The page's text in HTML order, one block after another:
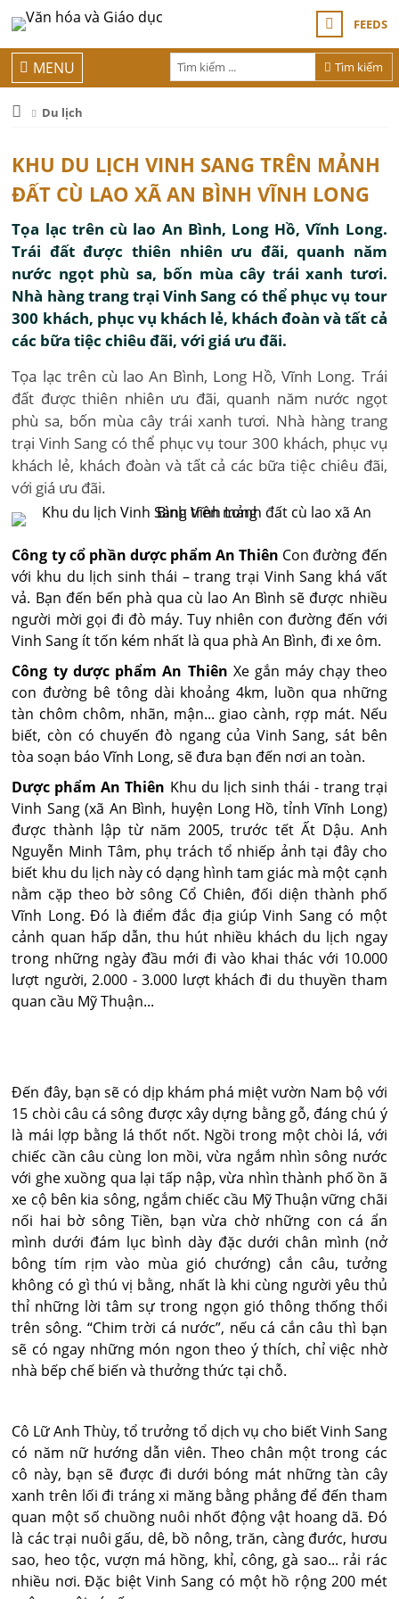
FEEDS
Tìm kiếm
MENU
Du lịch
KHU DU LỊCH VINH SANG TRÊN MẢNH
ĐẤT CÙ LAO XÃ AN BÌNH VĨNH LONG
Tọa lạc trên cù lao An Bình, Long Hồ, Vĩnh Long.
Trái đất được thiên nhiên ưu đãi, quanh năm
nước ngọt phù sa, bốn mùa cây trái xanh tươi.
Nhà hàng trang trại Vinh Sang có thể phục vụ tour
300 khách, phục vụ khách lẻ, khách đoàn và tất cả
các bữa tiệc chiêu đãi, với giá ưu đãi.
Tọa lạc trên cù lao An Bình, Long Hồ, Vĩnh Long. Trái
đất được thiên nhiên ưu đãi, quanh năm nước ngọt
phù sa, bốn mùa cây trái xanh tươi. Nhà hàng trang
trại Vinh Sang có thể phục vụ tour 300 khách, phục vụ
khách lẻ, khách đoàn và tất cả các bữa tiệc chiêu đãi,
với giá ưu đãi.
Công ty cổ phần dược phẩm An Thiên Con đường đến
với khu du lịch sinh thái – trang trại Vinh Sang khá vất
vả. Bạn đến bến phà qua cù lao An Bình sẽ được nhiều
người mời gọi đi đò máy. Tuy nhiên con đường đến với
Vinh Sang ít tốn kém nhất là qua phà An Bình, đi xe ôm.
Công ty dược phẩm An Thiên Xe gắn máy chạy theo
con đường bê tông dài khoảng 4km, luồn qua những
tàn chôm chôm, nhãn, mận... giao cành, rợp mát. Nếu
biết, còn có chuyến đò ngang của Vinh Sang, sát bên
tòa soạn báo Vĩnh Long, sẽ đưa bạn đến nơi an toàn.
Dược phẩm An Thiên Khu du lịch sinh thái - trang trại
Vinh Sang (xã An Bình, huyện Long Hồ, tỉnh Vĩnh Long)
được thành lập từ năm 2005, trước tết Ất Dậu. Anh
Nguyễn Minh Tâm, phụ trách tổ nhiếp ảnh tại đây cho
biết khu du lịch này có dạng hình tam giác mà một cạnh
nằm cặp theo bờ sông Cổ Chiên, đối diện thành phố
Vĩnh Long. Đó là điểm đắc địa giúp Vinh Sang có một
cảnh quan hấp dẫn, thu hút nhiều khách du lịch ngay
trong những ngày đầu mới đi vào khai thác với 10.000
lượt người, 2.000 - 3.000 lượt khách đi du thuyền tham
quan cầu Mỹ Thuận...
Đến đây, bạn sẽ có dịp khám phá miệt vườn Nam bộ với
15 chòi câu cá sông được xây dựng bằng gỗ, đáng chú ý
là mái lợp bằng lá thốt nốt. Ngồi trong một chòi lá, với
chiếc cần câu cùng lon mồi, vừa ngắm nhìn sông nước
với ghe xuồng qua lại tấp nập, vừa nhìn thành phố ồn ã
xe cộ bên kia sông, ngắm chiếc cầu Mỹ Thuận vững chãi
nối hai bờ sông Tiền, bạn vừa chờ những con cá ẩn
mình dưới đám lục bình dày đặc dưới chân mình (nở
bông tím rịm vào mùa gió chướng) cắn câu, tưởng
không có gì thú vị bằng, nhất là khi cùng người yêu thủ
thỉ những lời tâm sự trong ngọn gió thông thống thổi
trên sông. “Chim trời cá nước”, nếu cá cắn câu thì bạn
sẽ có ngay những món ngon theo ý thích, chỉ việc nhờ
nhà bếp chế biến và thưởng thức tại chỗ.
Cô Lữ Anh Thùy, tổ trưởng tổ dịch vụ cho biết Vinh Sang
có năm nữ hướng dẫn viên. Theo chân một trong các
cô này, bạn sẽ được đi dưới bóng mát những tàn cây
xanh trên lối đi tráng xi măng bằng phẳng để đến tham
quan một số chuồng nuôi nhốt động vật hoang dã. Đó
là các trại nuôi gấu, dê, bồ nông, trăn, càng đước, hươu
sao, heo tộc, vượn má hồng, khỉ, công, gà sao... rải rác
nhiều nơi. Đặc biệt Vinh Sang có một hồ rộng 200 mét